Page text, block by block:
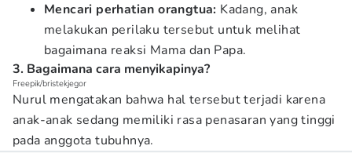
Mencari perhatian orangtua: Kadang, anak
melakukan perilaku tersebut untuk melihat
bagaimana reaksi Mama dan Papa.
3. Bagaimana cara menyikapinya?
Freepik/bristekjegor
Nurul mengatakan bahwa hal tersebut terjadi karena
anak-anak sedang memiliki rasa penasaran yang tinggi
pada anggota tubuhnya.